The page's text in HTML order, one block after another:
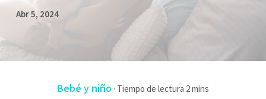
Abr 5, 2024
Bebé y niño ·